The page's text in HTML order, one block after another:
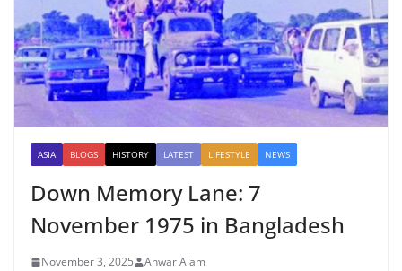
ASIA BLOGS HISTORY LATEST LIFESTYLE NEWS
Down Memory Lane: 7
November 1975 in Bangladesh
November 3, 2025 Anwar Alam